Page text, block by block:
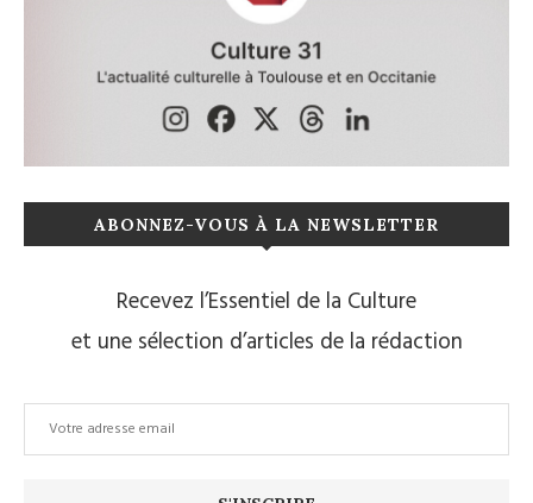
ABONNEZ-VOUS À LA NEWSLETTER
Recevez l’Essentiel de la Culture
et une sélection d’articles de la rédaction